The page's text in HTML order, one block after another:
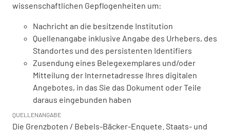
wissenschaftlichen Gepflogenheiten um:
Nachricht an die besitzende Institution
Quellenangabe inklusive Angabe des Urhebers, des
Standortes und des persistenten Identifiers
Zusendung eines Belegexemplares und/oder
Mitteilung der Internetadresse Ihres digitalen
Angebotes, in das Sie das Dokument oder Teile
daraus eingebunden haben
QUELLENANGABE
Die Grenzboten / Bebels-Bäcker-Enquete. Staats- und